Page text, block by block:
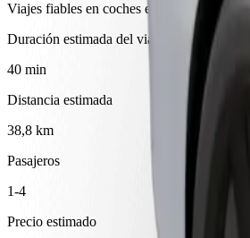
Viajes fiables en coches estándar de
Duración estimada del viaje
40 min
Distancia estimada
38,8 km
Pasajeros
1-4
Precio estimado